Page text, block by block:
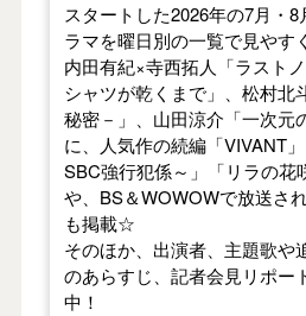
スタートした2026年の7月・
ラマを曜日別の一覧で見やす
内田有紀×寺西拓人「ラスト
シャツが乾くまで」、松村北
秘密－」、山田涼介「一次元
に、人気作の続編「VIVANT
SBC強行犯係～」「リラの花
や、BS＆WOWOWで放送さ
も掲載☆
そのほか、出演者、主題歌や
のあらすじ、記者会見リポー
中！